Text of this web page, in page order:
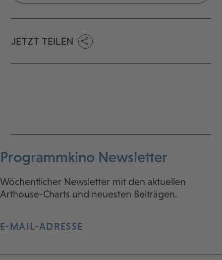
JETZT TEILEN
Programmkino Newsletter
Wöchentlicher Newsletter mit den aktuellen
Arthouse-Charts und neuesten Beiträgen.
E-MAIL-ADRESSE